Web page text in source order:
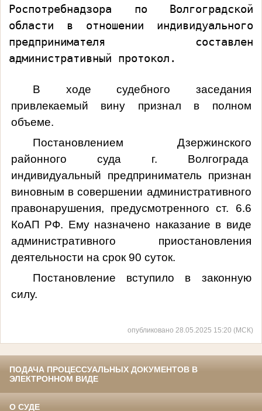
Роспотребнадзора по Волгоградской
области в отношении индивидуального
предпринимателя составлен
административный протокол.
В ходе судебного заседания
привлекаемый вину признал в полном
объеме.
Постановлением Дзержинского
районного суда г. Волгограда
индивидуальный предприниматель признан
виновным в совершении административного
правонарушения, предусмотренного ст. 6.6
КоАП РФ. Ему назначено наказание в виде
административного приостановления
деятельности на срок 90 суток.
Постановление вступило в законную
силу.
опубликовано 28.05.2025 15:20 (МСК)
ПОДАЧА ПРОЦЕССУАЛЬНЫХ ДОКУМЕНТОВ В
ЭЛЕКТРОННОМ ВИДЕ
О СУДЕ